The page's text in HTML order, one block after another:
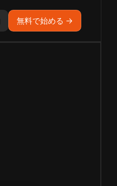
無料で始める →